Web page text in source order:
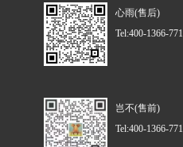
心雨(售后)
Tel:400-1366-771
岂不(售前)
Tel:400-1366-771